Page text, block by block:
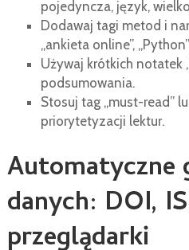
pojedyncza, język,
Dodawaj tagi metod i
„ankieta online”,
Używaj krótkich notatek
podsumowania.
Stosuj tag „must-read”
priorytetyzacji lektur.
Automatyczne
danych: DOI,
przeglądarki